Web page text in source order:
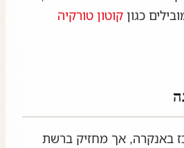
כגון קוטון טורקיה
באנקרה, אך מחזיק ברשת